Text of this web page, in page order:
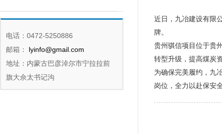
电话：0472-5250886
邮箱：
lyinfo@gmail.com
地址：内蒙古巴彦淖尔市宁拉拉前
旗大佘太书记沟
近日，九冶建设有限
牌。
贵州骐信项目位于贵
转型升级，提高煤炭
为确保完美履约，九
岗位，全力以赴保安